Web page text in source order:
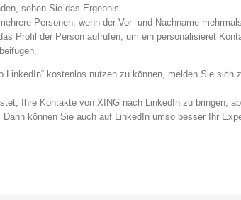
sehen Sie das Ergebnis.
Personen, wenn der Vor- und Nachname
Profil der Person aufrufen, um ein personalisieret
LinkedIn“ kostenlos nutzen zu können, melden Sie
Ihre Kontakte von XING nach LinkedIn zu bringen,
können Sie auch auf LinkedIn umso besser Ihr